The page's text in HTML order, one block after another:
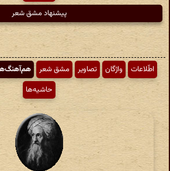
پیشنهاد مشق شعر
اطّلاعات واژگان تصاویر مشق شعر
حاشیه‌ها